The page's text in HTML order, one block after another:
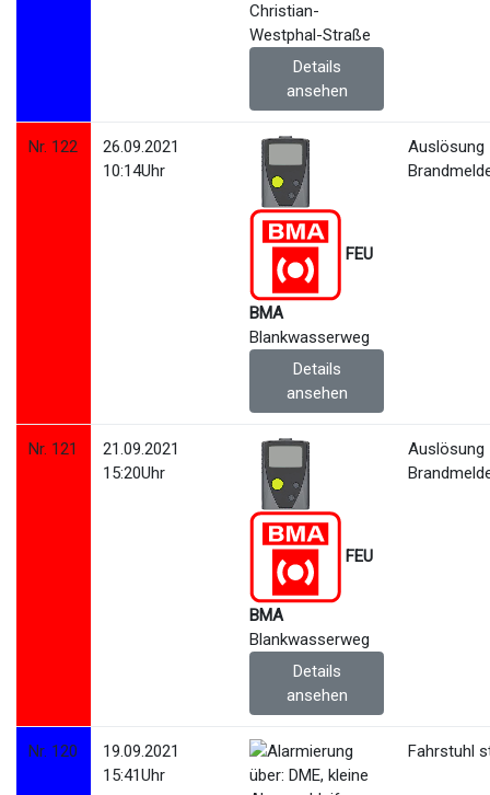
Christian-
Westphal-Straße
Details
ansehen
Nr. 122
26.09.2021
10:14Uhr
FEU
BMA
Blankwasserweg
Details
ansehen
Auslösung
Nr. 121
21.09.2021
15:20Uhr
FEU
BMA
Blankwasserweg
Details
ansehen
Auslösung
Nr. 120
19.09.2021
15:41Uhr
Fahrstuhl